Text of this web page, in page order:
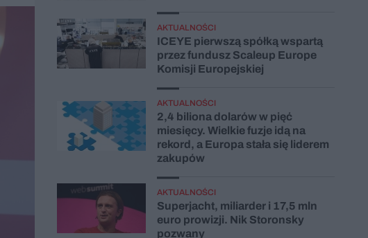
AKTUALNOŚCI
ICEYE pierwszą spółką wspartą
przez fundusz Scaleup Europe
Komisji Europejskiej
AKTUALNOŚCI
2,4 biliona dolarów w pięć
miesięcy. Wielkie fuzje idą na
rekord, a Europa stała się liderem
zakupów
AKTUALNOŚCI
Superjacht, miliarder i 17,5 mln
euro prowizji. Nik Storonsky
pozwany